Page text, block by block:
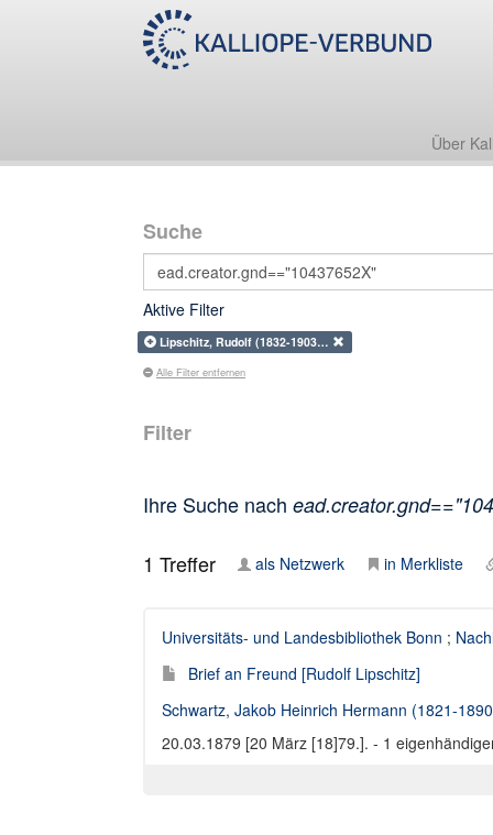
Über
Suche
Aktive Filter
Lipschitz, Rudolf (1832-1903…
Alle Filter entfernen
Filter
Ihre Suche nach
1 Treffer als Netzwerk in Merkliste
Universitäts- und Landesbibliothek Bonn ;
Brief an Freund [Rudolf Lipschitz]
Schwartz, Jakob Heinrich Hermann (1821-
20.03.1879 [20 März [18]79.]. - 1